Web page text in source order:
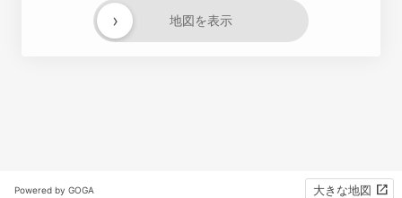
地図を表示
›
Powered by GOGA 大きな地図